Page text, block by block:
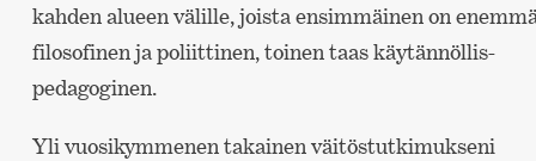
kahden alueen välille, joista ensimmäinen on
filosofinen ja poliittinen, toinen taas käytännöllis-
pedagoginen.
Yli vuosikymmenen takainen väitöstutkimukseni